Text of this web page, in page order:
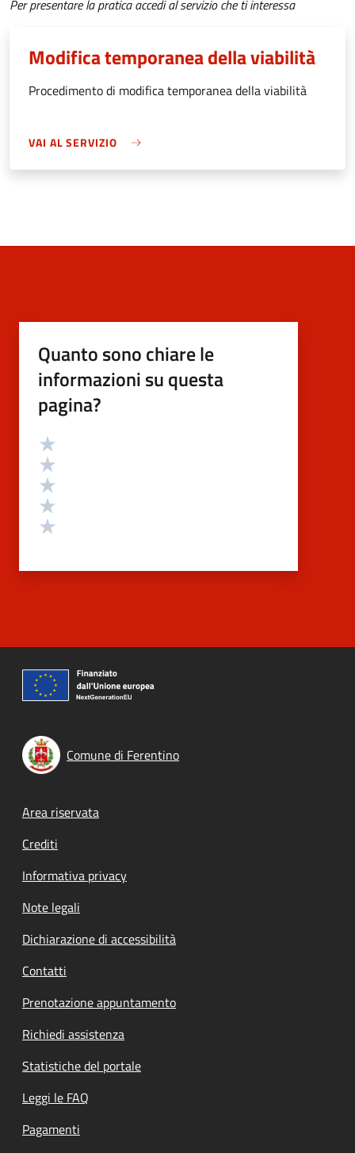
Per presentare la pratica accedi al servizio che ti interessa
Modifica temporanea della viabilità
Procedimento di modifica temporanea della viabilità
VAI AL SERVIZIO
Quanto sono chiare le
informazioni su questa
pagina?
Valutazione
Comune di Ferentino
Footer menu
Area riservata
Crediti
Informativa privacy
Note legali
Dichiarazione di accessibilità
Contatti
Prenotazione appuntamento
Richiedi assistenza
Statistiche del portale
Leggi le FAQ
Pagamenti